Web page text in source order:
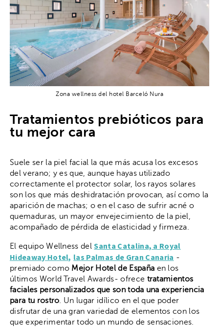
Zona wellness del hotel Barceló Nura
Tratamientos prebióticos para
tu mejor cara
Suele ser la piel facial la que más acusa los excesos
del verano; y es que, aunque hayas utilizado
correctamente el protector solar, los rayos solares
son los que más deshidratación provocan, así como la
aparición de machas; o en el caso de sufrir acné o
quemaduras, un mayor envejecimiento de la piel,
acompañado de pérdida de elasticidad y firmeza.
El equipo Wellness delSanta Catalina, a Royal
Hideaway Hotel, las Palmas de Gran Canaria -
premiado como Mejor Hotel de España en los
últimos World Travel Awards- ofrece tratamientos
faciales personalizados que son toda una experiencia
para tu rostro. Un lugar idílico en el que poder
disfrutar de una gran variedad de elementos con los
que experimentar todo un mundo de sensaciones.